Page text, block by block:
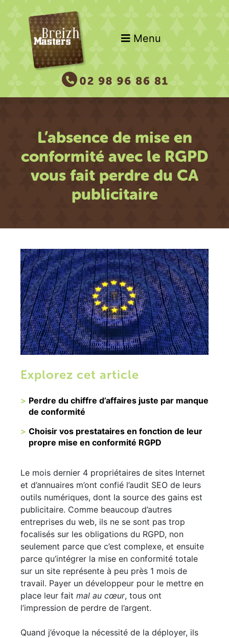
Menu
L’absence de mise en
conformité avec le RGPD
vous fait perdre du CA
publicitaire
Explorez cet article
Perdre du chiffre d’affaires juste par manque
de conformité
Choisir vos prestataires en fonction de leur
propre mise en conformité RGPD
Le mois dernier 4 propriétaires de sites Internet
et d’annuaires m’ont confié l’audit SEO de leurs
outils numériques, dont la source des gains est
publicitaire. Comme beaucoup d’autres
entreprises du web, ils ne se sont pas trop
focalisés sur les obligations du RGPD, non
seulement parce que c’est complexe, et ensuite
parce qu’intégrer la mise en conformité totale
sur un site représente à peu près 1 mois de
travail. Payer un développeur pour le mettre en
place leur fait mal au cœur, tous ont
l’impression de perdre de l’argent.
Quand j’évoque la nécessité de la déployer, ils